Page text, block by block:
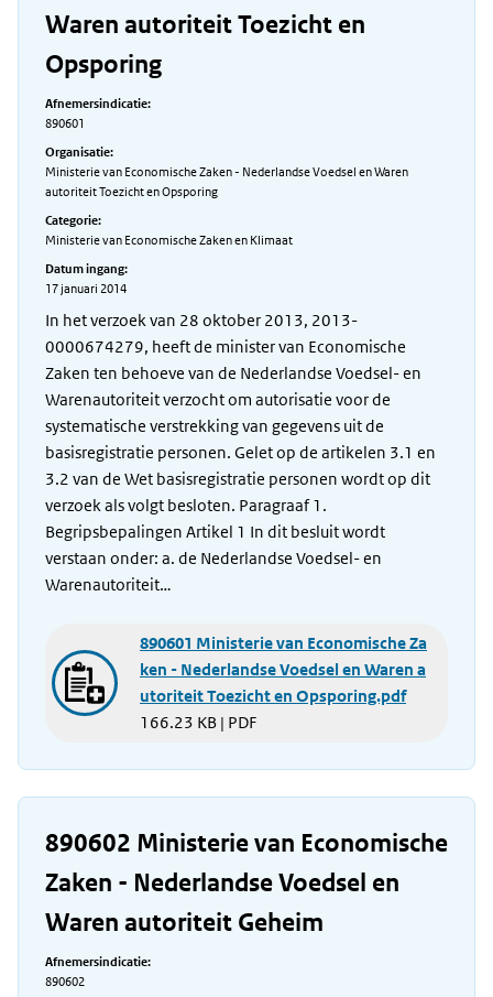
Waren autoriteit Toezicht en
Opsporing
Afnemersindicatie:
890601
Organisatie:
Ministerie van Economische Zaken - Nederlandse Voedsel en Waren
autoriteit Toezicht en Opsporing
Categorie:
Ministerie van Economische Zaken en Klimaat
Datum ingang:
17 januari 2014
In het verzoek van 28 oktober 2013, 2013-
0000674279, heeft de minister van Economische
Zaken ten behoeve van de Nederlandse Voedsel- en
Warenautoriteit verzocht om autorisatie voor de
systematische verstrekking van gegevens uit de
basisregistratie personen. Gelet op de artikelen 3.1 en
3.2 van de Wet basisregistratie personen wordt op dit
verzoek als volgt besloten. Paragraaf 1.
Begripsbepalingen Artikel 1 In dit besluit wordt
verstaan onder: a. de Nederlandse Voedsel- en
Warenautoriteit…
890601 Ministerie van Economische Za
ken - Nederlandse Voedsel en Waren a
utoriteit Toezicht en Opsporing.pdf
166.23 KB | PDF
890602 Ministerie van Economische
Zaken - Nederlandse Voedsel en
Waren autoriteit Geheim
Afnemersindicatie:
890602